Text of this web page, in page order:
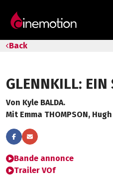
Back
GLENNKILL: EIN
Von Kyle BALDA.
Mit Emma THOMPSON,
Bande annonce
Trailer VOf
Geschenk-Gutschein
Tipps